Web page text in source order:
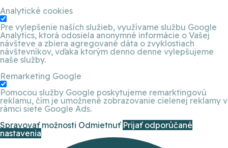
Analytické cookies
Pre vylepšenie naších služieb, využívame službu Google
Analytics, ktorá odosiela anonymné informácie o Vašej
návšteve a zbiera agregované dáta o zvyklostiach
návštevníkov, vďaka ktorým denno denne vylepšujeme
naše služby.
Remarketing Google
Pomocou služby Google poskytujeme remarktingovú
reklamu, čím je umožnené zobrazovanie cielenej reklamy v
rámci siete Google Ads.
Spravovať možnosti Odmietnuť Prijať odporúčané
nastavenia